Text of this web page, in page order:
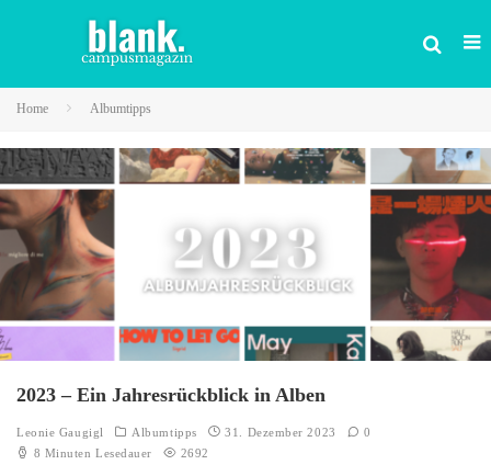
Home Albumtipps
2023 – Ein Jahresrückblick in Alben
Leonie Gaugigl Albumtipps 31. Dezember 2023
0
8 Minuten Lesedauer
2692